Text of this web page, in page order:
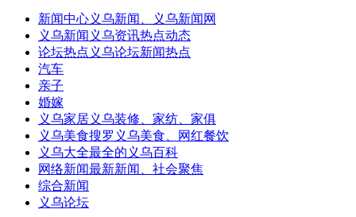
新闻中心义乌新闻、义乌新闻网
义乌新闻 义乌资讯热点动态
论坛热点 义乌论坛新闻热点
汽车
亲子
婚嫁
义乌家居义乌装修、家纺、家俱
义乌美食搜罗义乌美食、网红餐饮
义乌大全最全的义乌百科
网络新闻最新新闻、社会聚焦
综合新闻
义乌论坛